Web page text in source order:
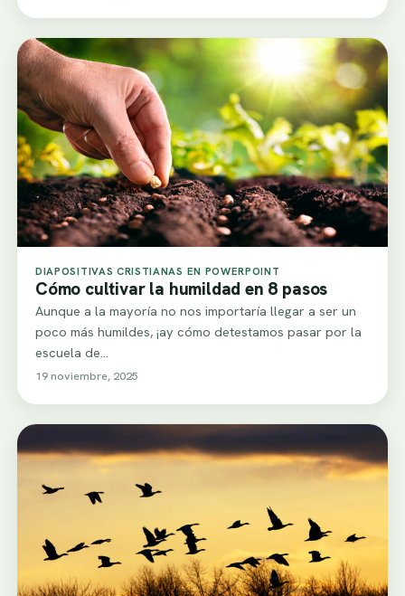
DIAPOSITIVAS CRISTIANAS EN POWERPOINT
Cómo cultivar la humildad en 8 pasos
Aunque a la mayoría no nos importaría llegar a ser un
poco más humildes, ¡ay cómo detestamos pasar por la
escuela de…
19 noviembre, 2025